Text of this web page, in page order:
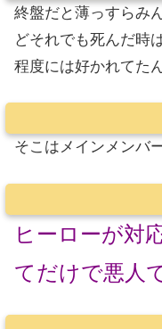
終盤だと薄っすらみ
どそれでも死んだ時
程度には好かれてた
そこはメインメンバ
ヒーローが対
てだけで悪人